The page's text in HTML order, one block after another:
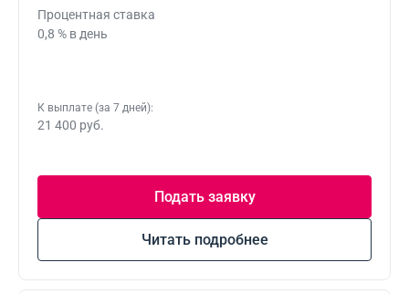
Процентная ставка
0,8 % в день
К выплате (за 7 дней):
21 400 руб.
Подать заявку
Читать подробнее